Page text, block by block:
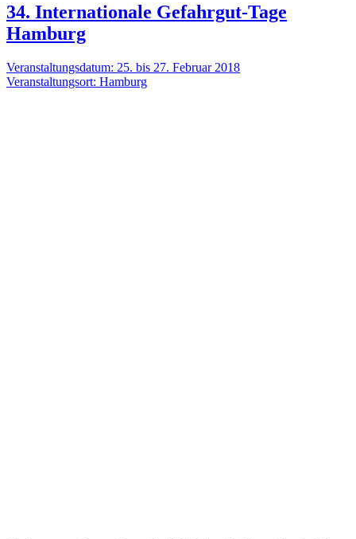
34. Internationale Gefahrgut-Tage
Hamburg
Veranstaltungsdatum: 25. bis 27. Februar 2018
Veranstaltungsort: Hamburg